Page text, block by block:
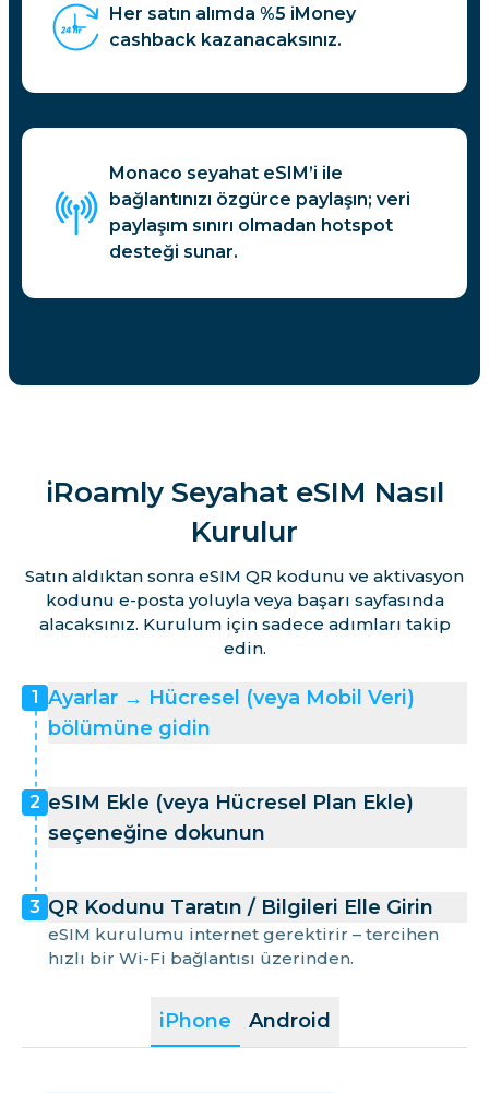
Her satın alımda %5 iMoney
cashback kazanacaksınız.
Monaco seyahat eSIM’i ile
bağlantınızı özgürce paylaşın; veri
paylaşım sınırı olmadan hotspot
desteği sunar.
iRoamly Seyahat eSIM Nasıl
Kurulur
Satın aldıktan sonra eSIM QR kodunu ve aktivasyon
kodunu e-posta yoluyla veya başarı sayfasında
alacaksınız. Kurulum için sadece adımları takip
edin.
iPhone Android
1
Ayarlar → Hücresel (veya Mobil Veri)
bölümüne gidin
2 eSIM Ekle (veya Hücresel Plan Ekle)
seçeneğine dokunun
3 QR Kodunu Taratın / Bilgileri Elle Girin
eSIM kurulumu internet gerektirir – tercihen
hızlı bir Wi-Fi bağlantısı üzerinden.